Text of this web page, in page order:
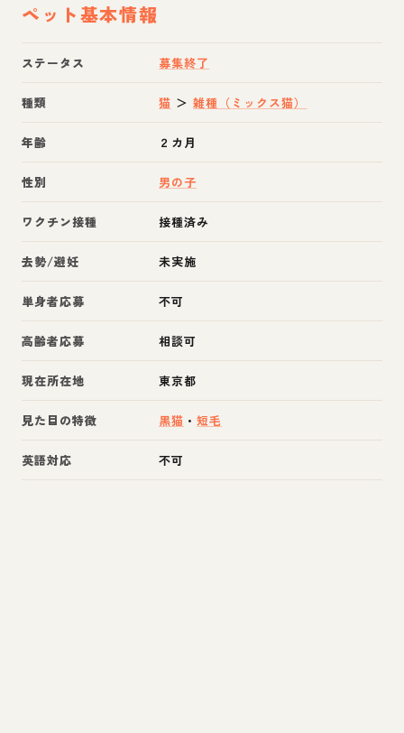
ペット基本情報
ステータス 募集終了
種類 猫 ＞雑種（ミックス猫）
年齢 ２カ月
性別 男の子
ワクチン接種 接種済み
去勢/避妊 未実施
単身者応募 不可
高齢者応募 相談可
現在所在地 東京都
見た目の特徴 黒猫 ・短毛
英語対応 不可